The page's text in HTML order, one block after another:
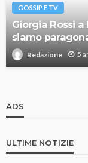
GOSSIP E TV
Giorgia Rossi
siamo
Redazione 5
ADS
ULTIME NOTIZIE